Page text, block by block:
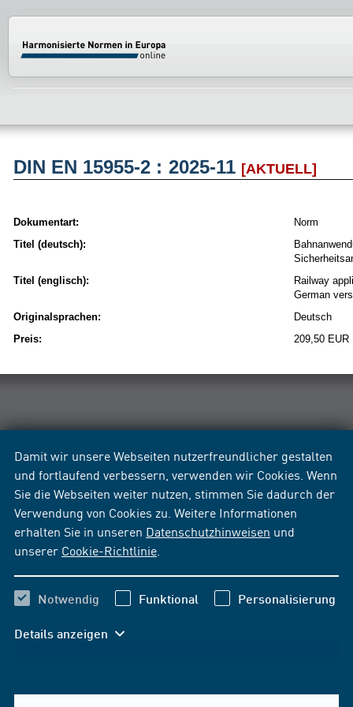
Damit wir unsere Webseiten nutzerfreundlicher gestalten
und fortlaufend verbessern, verwenden wir Cookies. Wenn
Sie die Webseiten weiter nutzen, stimmen Sie dadurch der
Verwendung von Cookies zu. Weitere Informationen
erhalten Sie in unseren Datenschutzhinweisen und
unserer Cookie-Richtlinie
Notwendig Funktional Personalisierung
Details anzeigen
DIN EN 15955-2 : 2025-11 [AKTUELL]
Dokumentart:
Norm
Titel (deutsch):
Titel (englisch):
Railway
German
Originalsprachen:
Deutsch
Preis:
209,50 EUR